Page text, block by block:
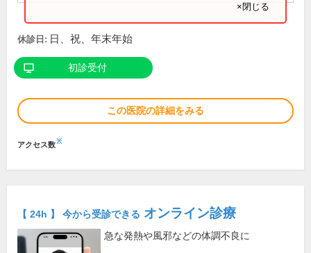
×閉じる
休診日: 日、祝、年末年始
初診受付
この医院の詳細をみる
アクセス数※
【 24h 】 今から受診できる オンライン診療
急な発熱や風邪などの体調不良に